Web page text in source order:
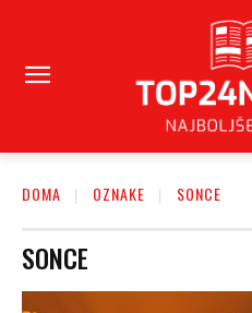
DOMA OZNAKE SONCE
SONCE